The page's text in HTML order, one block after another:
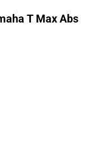
T Max Abs